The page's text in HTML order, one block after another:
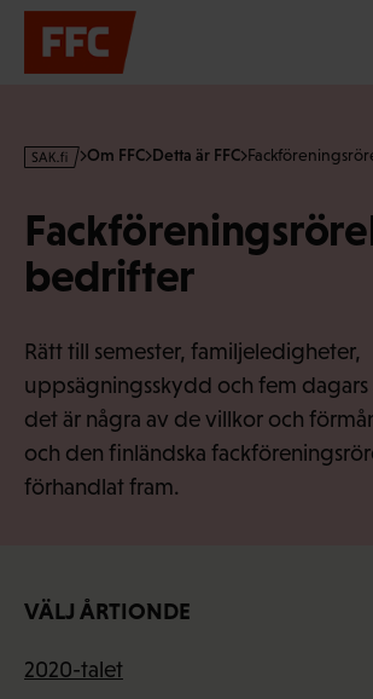
Hoppa
innehållet
s
Om FFC Detta är FFC
bedrifter
Rätt till semester, familjeledigheter,
uppsägningsskydd och fem dagars
det är några av de villkor och
och den finländska
förhandlat fram.
VÄLJ ÅRTIONDE
2020-talet